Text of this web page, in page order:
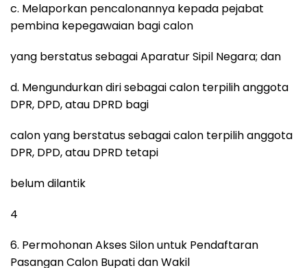
c. Melaporkan pencalonannya kepada pejabat
pembina kepegawaian bagi calon
yang berstatus sebagai Aparatur Sipil Negara; dan
d. Mengundurkan diri sebagai calon terpilih anggota
DPR, DPD, atau DPRD bagi
calon yang berstatus sebagai calon terpilih anggota
DPR, DPD, atau DPRD tetapi
belum dilantik
4
6. Permohonan Akses Silon untuk Pendaftaran
Pasangan Calon Bupati dan Wakil